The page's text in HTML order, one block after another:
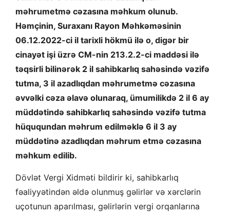
məhrumetmə cəzasına məhkum olunub.
Həmçinin, Suraxanı Rayon Məhkəməsinin
06.12.2022-ci il tarixli hökmü ilə o, digər bir
cinayət işi üzrə CM-nin 213.2.2-ci maddəsi ilə
təqsirli bilinərək 2 il sahibkarlıq sahəsində vəzifə
tutma, 3 il azadlıqdan məhrumetmə cəzasına
əvvəlki cəza əlavə olunaraq, ümumilikdə 2 il 6 ay
müddətində sahibkarlıq sahəsində vəzifə tutma
hüququndan məhrum edilməklə 6 il 3 ay
müddətinə azadlıqdan məhrum etmə cəzasına
məhkum edilib.
Dövlət Vergi Xidməti bildirir ki, sahibkarlıq
fəaliyyətindən əldə olunmuş gəlirlər və xərclərin
uçotunun aparılması, gəlirlərin vergi orqanlarına